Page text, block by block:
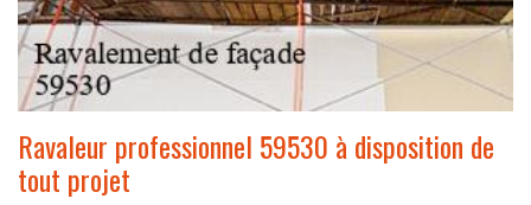
Ravaleur professionnel 59530 à disposition de
tout projet